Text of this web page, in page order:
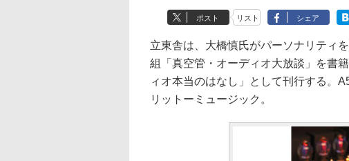
ポスト リスト シェア
立東舎は、大橋慎氏がパーソナリティ
組「真空管・オーディオ大放談」を書
ィオ本当のはなし」として刊行する。
リットーミュージック。